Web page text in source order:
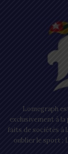
Lomegraph
exclusivement à
faits de sociétés à
oublier le sport ;